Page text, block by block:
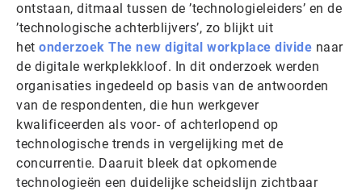
ontstaan, ditmaal tussen de ’technologieleiders’ en de
’technologische achterblijvers’, zo blijkt uit
het onderzoek The new digital workplace divide naar
de digitale werkplekkloof. In dit onderzoek werden
organisaties ingedeeld op basis van de antwoorden
van de respondenten, die hun werkgever
kwalificeerden als voor- of achterlopend op
technologische trends in vergelijking met de
concurrentie. Daaruit bleek dat opkomende
technologieën een duidelijke scheidslijn zichtbaar